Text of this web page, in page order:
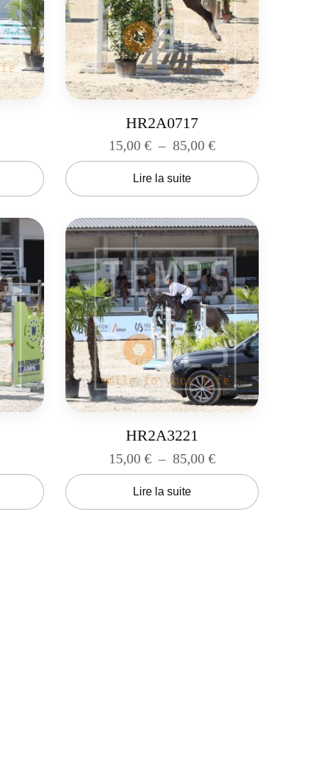
HR2A0717
15,00 € – 85,00 €
Lire la suite
HR2A3221
15,00 € – 85,00 €
Lire la suite